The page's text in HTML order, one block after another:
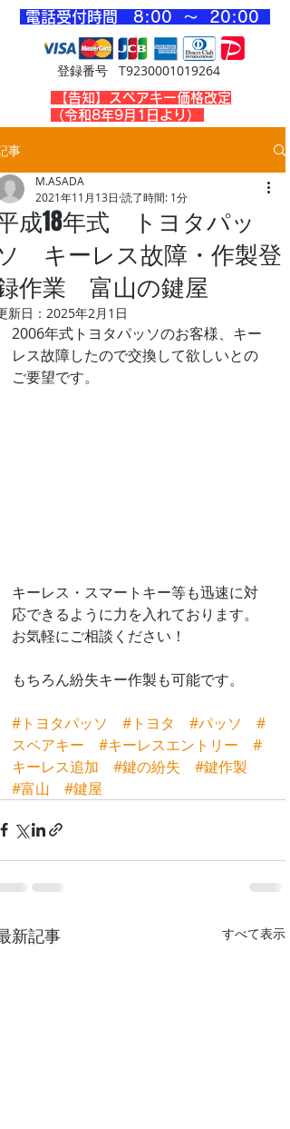
登録番号 T9230001019264
​電話受付時間 8:00 ～ 20:00
​【告知】スペアキー価格改定
（令和8年9月1日より）
事
成18年式 トヨタパッ
キーレス故障・作製登
作業 富山の鍵屋
M.ASADA
2021年11月13日 読了時間: 1分
新日： 2025年2月1日
2006年式トヨタパッソのお客様、キー
レス故障したので交換して欲しいとの
ご要望です。
キーレス・スマートキー等も迅速に対
応できるように力を入れております。
お気軽にご相談ください！
もちろん紛失キー作製も可能です。
#トヨタパッソ #トヨタ #パッソ
#
スペアキー
#キーレスエントリー
#
キーレス追加
#鍵の紛失
#鍵作製
#富山
#鍵屋
新記事 すべて表示